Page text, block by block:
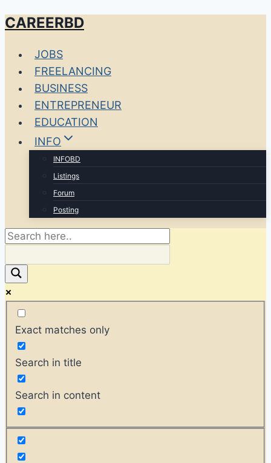
Skip
content
CAREERBD
JOBS
FREELANCING
BUSINESS
ENTREPRENEUR
EDUCATION
INFO
INFOBD
Listings
Forum
Posting
Exact matches only
Search in title
Search in content